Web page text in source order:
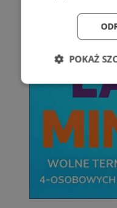
POKAŻ
Niezbędne